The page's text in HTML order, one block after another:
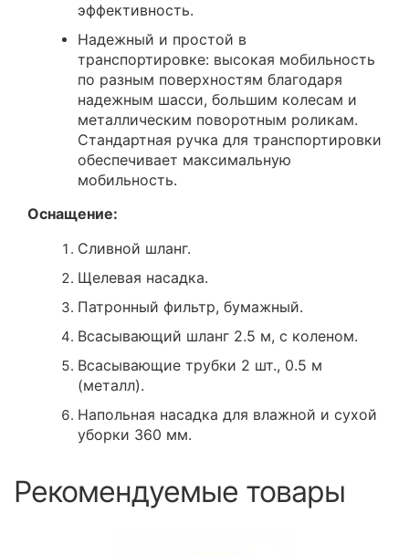
эффективность.
Надежный и простой в
транспортировке: высокая мобильность
по разным поверхностям благодаря
надежным шасси, большим колесам и
металлическим поворотным роликам.
Стандартная ручка для транспортировки
обеспечивает максимальную
мобильность.
Оснащение:
Сливной шланг.
Щелевая насадка.
Патронный фильтр, бумажный.
Всасывающий шланг 2.5 м, с коленом.
Всасывающие трубки 2 шт., 0.5 м
(металл).
Напольная насадка для влажной и сухой
уборки 360 мм.
Рекомендуемые товары